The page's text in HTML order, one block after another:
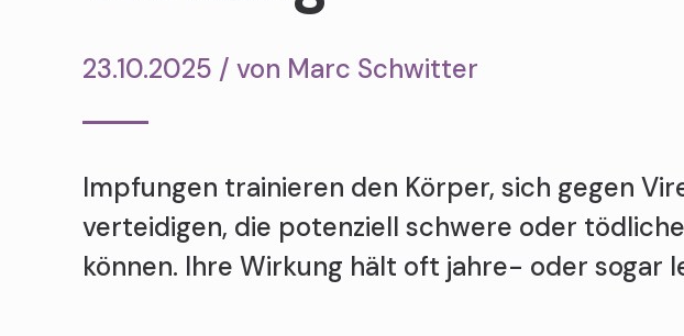
23.10.2025 / von Marc Schwitter
Impfungen trainieren den Körper, sich gegen
verteidigen, die potenziell schwere oder
können. Ihre Wirkung hält oft jahre- oder sogar